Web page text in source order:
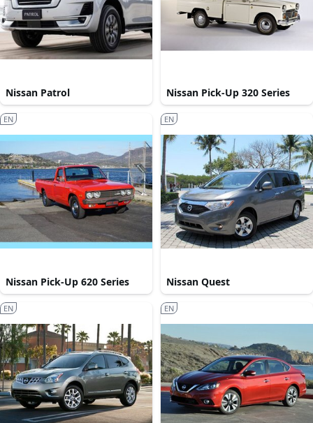
Nissan Patrol Nissan Pick-Up 320 Series
Nissan Pick-Up 620 Series
EN
Nissan Quest
EN
EN EN